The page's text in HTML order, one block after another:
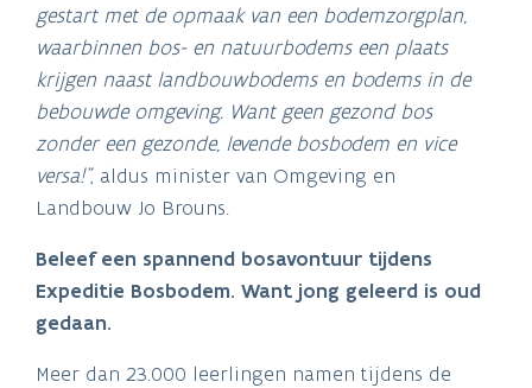
gestart met de opmaak van een bodemzorgplan,
waarbinnen bos- en natuurbodems een plaats
krijgen naast landbouwbodems en bodems in de
bebouwde omgeving. Want geen gezond bos
zonder een gezonde, levende bosbodem en vice
versa!”, aldus minister van Omgeving en
Landbouw Jo Brouns.
Beleef een spannend bosavontuur tijdens
Expeditie Bosbodem. Want jong geleerd is oud
gedaan.
Meer dan 23.000 leerlingen namen tijdens de